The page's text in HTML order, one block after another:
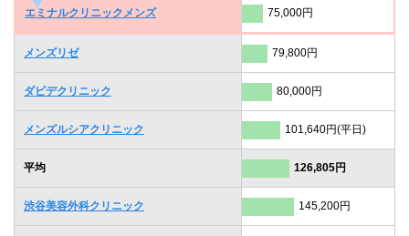
エミナルクリニックメンズ
75,000円
メンズリゼ 79,800円
ダビデクリニック 80,000円
メンズルシアクリニック 101,640円(平日)
平均 126,805円
渋谷美容外科クリニック 145,200円